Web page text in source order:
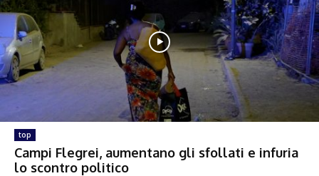
top
Campi Flegrei, aumentano gli sfollati e infuria
lo scontro politico